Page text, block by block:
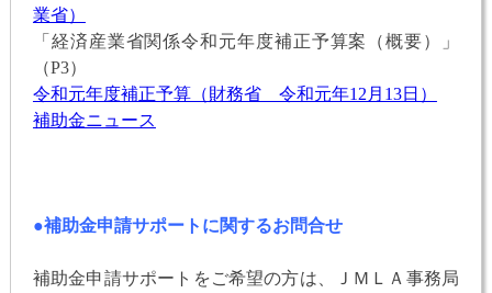
業省）
「経済産業省関係令和元年度補正予算案（概要）」
（P3）
令和元年度補正予算（財務省 令和元年12月13日）
補助金ニュース
●補助金申請サポートに関するお問合せ
補助金申請サポートをご希望の方は、ＪＭＬＡ事務局